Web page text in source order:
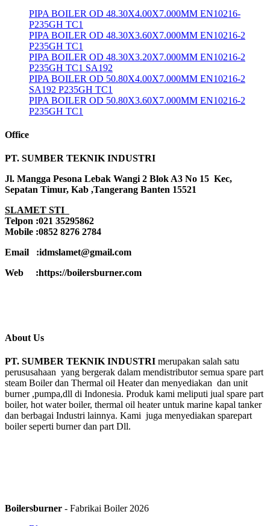
PIPA BOILER OD 48.30X4.00X7.000MM EN10216-
P235GH TC1
PIPA BOILER OD 48.30X3.60X7.000MM EN10216-2
P235GH TC1
PIPA BOILER OD 48.30X3.20X7.000MM EN10216-2
P235GH TC1 SA192
PIPA BOILER OD 50.80X4.00X7.000MM EN10216-2
SA192 P235GH TC1
PIPA BOILER OD 50.80X3.60X7.000MM EN10216-2
P235GH TC1
Office
PT. SUMBER TEKNIK INDUSTRI
Jl. Mangga Pesona Lebak Wangi 2 Blok A3 No 15 Kec,
Sepatan Timur, Kab ,Tangerang Banten 15521
SLAMET STI
Telpon :021 35295862
Mobile :0852 8276 2784
Email :idmslamet@gmail.com
Web :https://boilersburner.com
About Us
PT. SUMBER TEKNIK INDUSTRI merupakan salah satu
perususahaan yang bergerak dalam mendistributor semua spare part
steam Boiler dan Thermal oil Heater dan menyediakan dan unit
burner ,pumpa,dll di Indonesia. Produk kami meliputi jual spare part
boiler, hot water boiler, thermal oil heater untuk marine kapal tanker
dan berbagai Industri lainnya. Kami juga menyediakan sparepart
boiler seperti burner dan part Dll.
Boilersburner - Fabrikai Boiler 2026